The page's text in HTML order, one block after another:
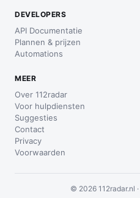
DEVELOPERS
API Documentatie
Plannen & prijzen
Automations
MEER
Over 112radar
Voor hulpdiensten
Suggesties
Contact
Privacy
Voorwaarden
© 2026 112radar.nl ·